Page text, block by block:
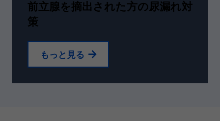
前立腺を摘出された方の尿漏れ対
策
もっと見る